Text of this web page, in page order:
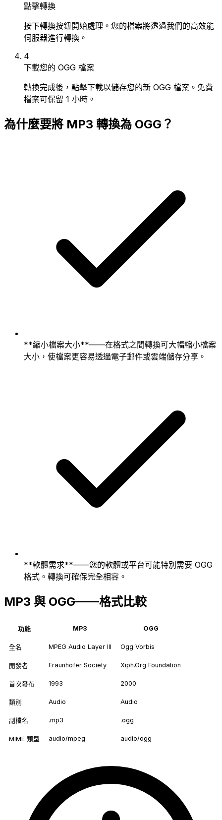
點擊轉換
按下轉換按鈕開始處理。您的檔案將透過我們的高效能
伺服器進行轉換。
4
下載您的 OGG 檔案
轉換完成後，點擊下載以儲存您的新 OGG 檔案。免費
檔案可保留 1 小時。
為什麼要將 MP3 轉換為 OGG？
**縮小檔案大小**——在格式之間轉換可大幅縮小檔案
大小，使檔案更容易透過電子郵件或雲端儲存分享。
**軟體需求**——您的軟體或平台可能特別需要 OGG
格式。轉換可確保完全相容。
MP3 與 OGG——格式比較
功能 MP3 OGG
全名 MPEG Audio Layer III Ogg Vorbis
開發者 Fraunhofer Society Xiph.Org Foundation
首次發布 1993 2000
類別 Audio Audio
副檔名 .mp3 .ogg
MIME 類型 audio/mpeg audio/ogg